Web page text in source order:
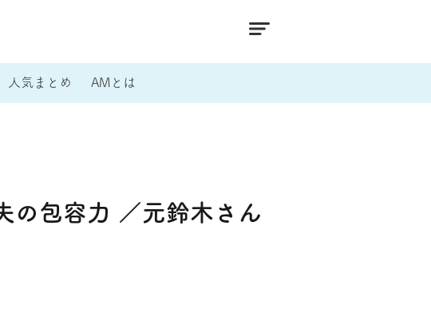
人気まとめ AMとは
の包容力 ／元鈴木さん